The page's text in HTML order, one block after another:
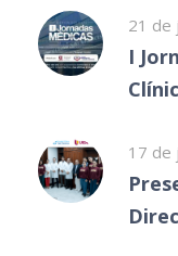
21 de
I
17 de